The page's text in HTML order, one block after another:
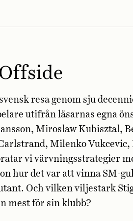
resa genom sju
utifrån läsarnas egna
Miroslaw Kubisztal,
Milenko Vukcevic,
vi värvningsstrategier
hur det var att vinna SM-
Och vilken viljestark
mest för sin klubb?